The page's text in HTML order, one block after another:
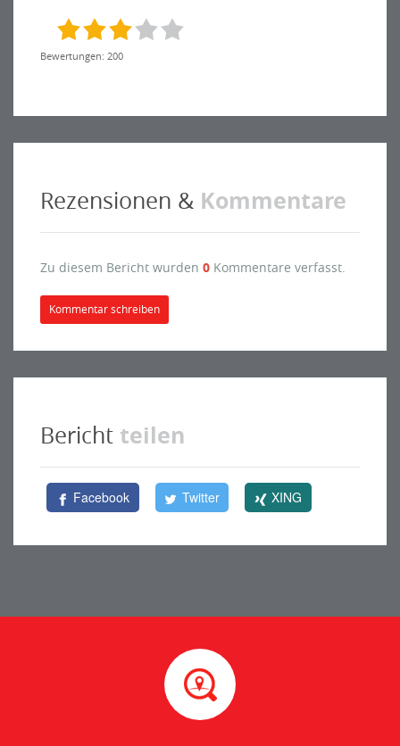
Bewertungen: 200
Rezensionen & Kommentare
Zu diesem Bericht wurden 0 Kommentare verfasst.
Kommentar schreiben
Bericht teilen
Facebook Twitter XING